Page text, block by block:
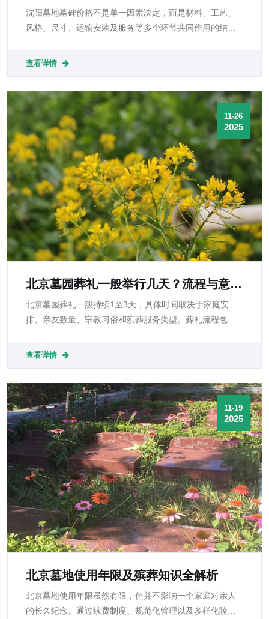
何影响价格？
沈阳墓地墓碑价格不是单一因素决定，而是材料、工艺、
风格、尺寸、运输安装及服务等多个环节共同作用的结
价比与可持续维护，理性选择符合家庭文化与经济能力的
查看详情
11-26
2025
北京墓园葬礼一般举行几天？流程与意义
详解
北京墓园葬礼一般持续1至3天，具体时间取决于家庭安
排、亲友数量、宗教习俗和殡葬服务类型。葬礼流程包括
一环节不仅具有庄重的仪式感，更承载深厚的文化与心理
查看详情
11-19
2025
北京墓地使用年限及殡葬知识全解析
北京墓地使用年限虽然有限，但并不影响一个家庭对亲人
的长久纪念。通过续费制度、规范化管理以及多样化陵园